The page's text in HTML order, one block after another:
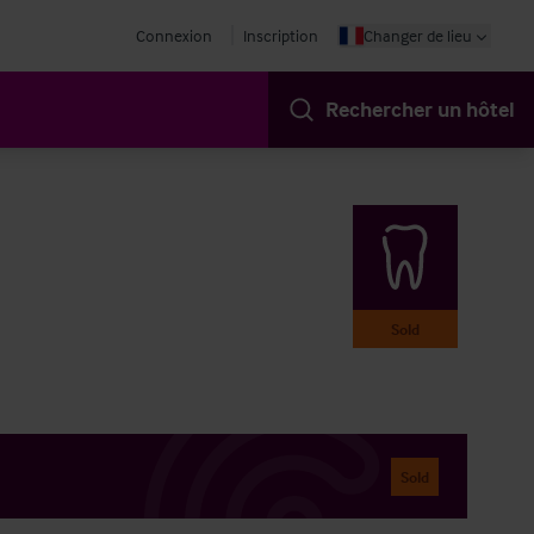
Connexion Inscription Changer de lieu
Rechercher un hôtel
Sold
Sold